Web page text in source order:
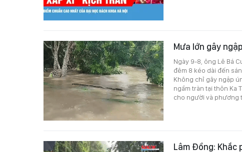
Mưa lớn gây
Ngày 9-8, ông Lê Bá
đêm 8 kéo dài đến
Không chỉ gây ngập
ngầm tràn tại thôn Ka
cho người và phương
Lâm Đồng: Khắc